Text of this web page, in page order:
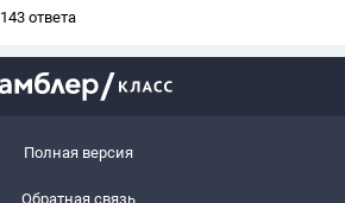
143 ответа
Полная версия
Обратная связь